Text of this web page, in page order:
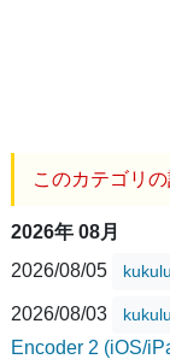
このカテゴリ
2026年 08月
2026/08/05
2026/08/03
Encoder 2 (iOS/